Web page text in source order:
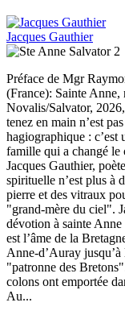
Jacques Gauthier
Préface de Mgr
(France): Sainte
Novalis/Salvator,
tenez en main n’est
hagiographique : c’est
famille qui a changé le
Jacques Gauthier,
spirituelle n’est plus à
pierre et des vitraux
"grand-mère du ciel".
dévotion à sainte
est l’âme de la
Anne-d’Auray
"patronne des
colons ont emportée
Au...